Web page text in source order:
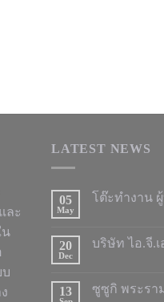
ละ
น
บ
LATEST NEWS
05
May
โต๊ะทำงาน
20
Dec
บริษัท ไอ.จี.
13 ซูซูกิ พระรา